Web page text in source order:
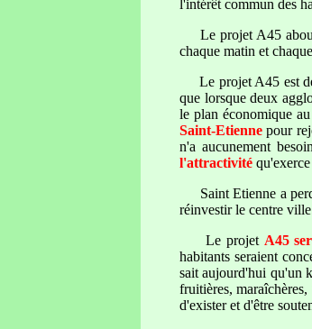
l'intérêt commun des
Le projet A45
chaque matin et
Le projet A45 est
que lorsque deux
le plan économique
Saint-Etienne pour
n'a aucunement
l'attractivité qu'exerce
Saint Etienne a
réinvestir le centre
Le projet A45
habitants seraient
sait aujourd'hui qu'un
fruitières,
d'exister et d'être